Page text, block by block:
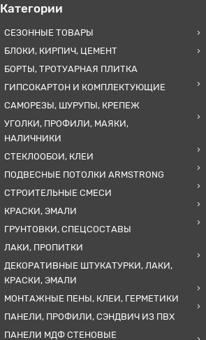
Категории
СЕЗОННЫЕ ТОВАРЫ
БЛОКИ, КИРПИЧ, ЦЕМЕНТ
БОРТЫ, ТРОТУАРНАЯ ПЛИТКА
ГИПСОКАРТОН И КОМПЛЕКТУЮЩИЕ
САМОРЕЗЫ, ШУРУПЫ, КРЕПЕЖ
УГОЛКИ, ПРОФИЛИ, МАЯКИ,
НАЛИЧНИКИ
СТЕКЛООБОИ, КЛЕИ
ПОДВЕСНЫЕ ПОТОЛКИ ARMSTRONG
СТРОИТЕЛЬНЫЕ СМЕСИ
КРАСКИ, ЭМАЛИ
ГРУНТОВКИ, СПЕЦСОСТАВЫ
ЛАКИ, ПРОПИТКИ
ДЕКОРАТИВНЫЕ ШТУКАТУРКИ, ЛАКИ,
КРАСКИ, ЭМАЛИ
МОНТАЖНЫЕ ПЕНЫ, КЛЕИ, ГЕРМЕТИКИ
ПАНЕЛИ, ПРОФИЛИ, СЭНДВИЧ ИЗ ПВХ
ПАНЕЛИ МДФ СТЕНОВЫЕ